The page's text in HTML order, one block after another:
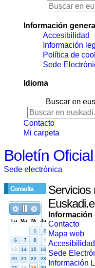
Información general
Accesibilidad
Información
Política de
Sede
Idioma
Buscar en
Contacto
Mi carpeta
Boletín
Sede electrónica
Consulta
Servicios
Información
Contacto
Mapa web
Accesibilidad
Sede
Información